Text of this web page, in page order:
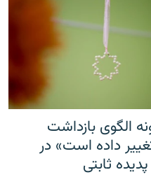
الگوی بازداشت
داده است» در
ثابتی